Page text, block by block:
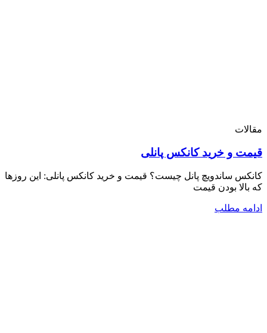
مقالات
قیمت و خرید کانکس پانلی
کانکس ساندویچ پانل چیست؟ قیمت و خرید کانکس پانلی: این روزها
که بالا بودن قیمت
ادامه مطلب